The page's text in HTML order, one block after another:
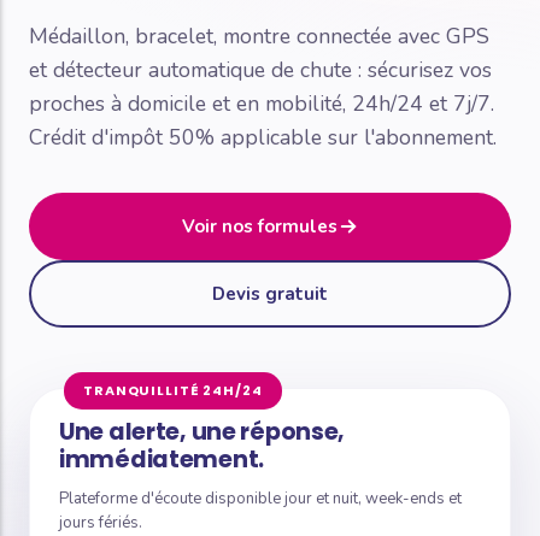
Médaillon, bracelet, montre connectée avec GPS
et détecteur automatique de chute : sécurisez vos
proches à domicile et en mobilité, 24h/24 et 7j/7.
Crédit d'impôt 50% applicable sur l'abonnement.
Voir nos formules
Devis gratuit
TRANQUILLITÉ 24H/24
Une alerte, une réponse,
immédiatement.
Plateforme d'écoute disponible jour et nuit, week-ends et
jours fériés.